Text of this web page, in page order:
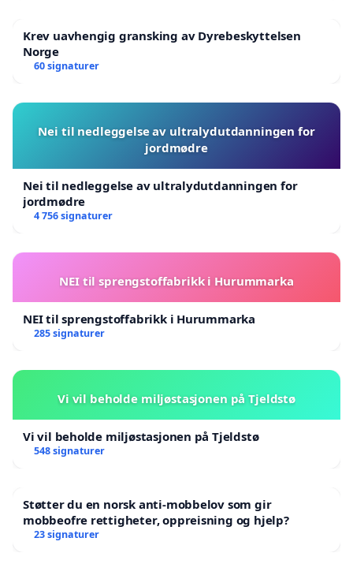
Krev uavhengig gransking av Dyrebeskyttelsen
Norge
60 signaturer
Nei til nedleggelse av ultralydutdanningen for
jordmødre
Nei til nedleggelse av ultralydutdanningen for
jordmødre
4 756 signaturer
NEI til sprengstoffabrikk i Hurummarka
NEI til sprengstoffabrikk i Hurummarka
285 signaturer
Vi vil beholde miljøstasjonen på Tjeldstø
Vi vil beholde miljøstasjonen på Tjeldstø
548 signaturer
Støtter du en norsk anti-mobbelov som gir
mobbeofre rettigheter, oppreisning og hjelp?
23 signaturer